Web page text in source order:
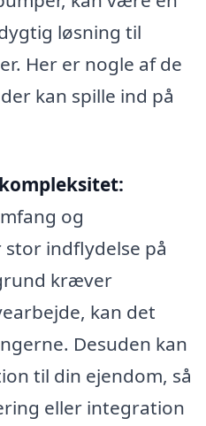
løsning til
Her er nogle af de
kan spille ind på
og
indflydelse på
kræver
kan det
Desuden kan
til din ejendom, så
eller integration